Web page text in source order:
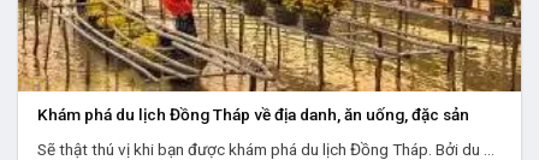
Khám phá du lịch Đồng Tháp về địa danh, ăn uống, đặc sản
Sẽ thật thú vị khi bạn được khám phá du lịch Đồng Tháp. Bởi du ...